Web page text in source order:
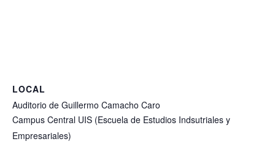
LOCAL
Auditorio de Guillermo Camacho Caro
Campus Central UIS (Escuela de Estudios Indsutriales y
Empresariales)